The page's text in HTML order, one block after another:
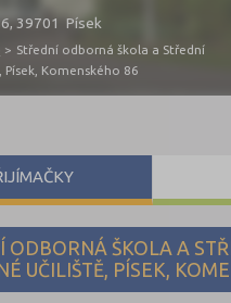
39701 Písek
> Střední odborná škola a Střední
Komenského 86
ODBORNÁ ŠKOLA A
UČILIŠTĚ, PÍSEK,